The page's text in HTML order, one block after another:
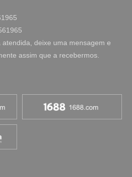
deixe uma mensagem e
assim que a recebermos.